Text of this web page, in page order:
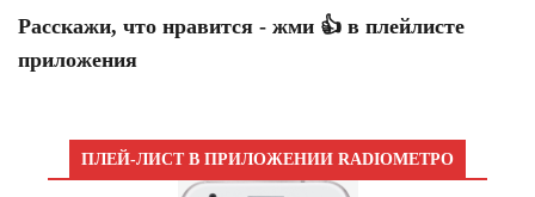
Расскажи, что нравится - жми 👍 в плейлисте
приложения
ПЛЕЙ-ЛИСТ В ПРИЛОЖЕНИИ RADIOМЕТРО